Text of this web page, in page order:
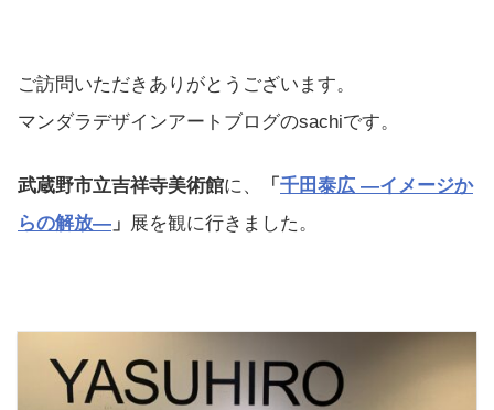
ご訪問いただきありがとうございます。
マンダラデザインアートブログのsachiです。
武蔵野市立吉祥寺美術館に、 「 千田泰広 ―イメージか
らの解放― 」 展を観に行きました。